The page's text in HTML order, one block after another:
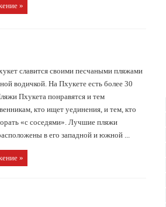
»
славится своими песчаными пляжами
водичкой. На Пхукете есть более 30
Пхукета понравятся и тем
кто ищет уединения, и тем, кто
«с соседями». Лучшие пляжи
в его западной и южной ...
»